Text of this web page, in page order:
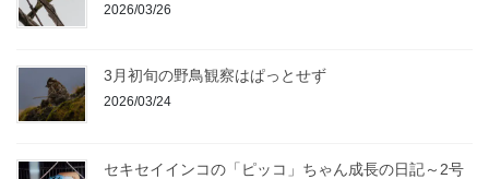
2026/03/26
3月初旬の野鳥観察はぱっとせず
2026/03/24
セキセイインコの「ピッコ」ちゃん成長の日記～2号